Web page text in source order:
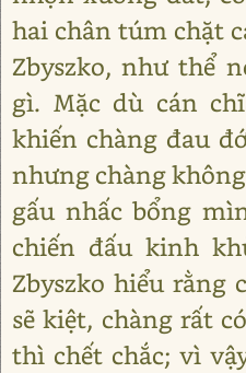
hai chân túm chặt
Zbyszko, như thể
gì. Mặc dù cán
khiến chàng đau
nhưng chàng
gấu nhấc bổng
chiến đấu kinh
Zbyszko hiểu rằng
sẽ kiệt, chàng rất
thì chết chắc; vì